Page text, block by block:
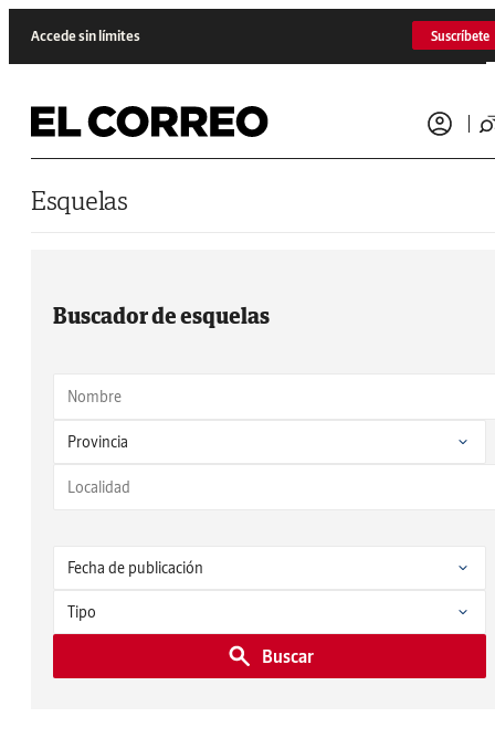
Accede sin límites Suscríbete
Esquelas
Buscador de esquelas
Buscar